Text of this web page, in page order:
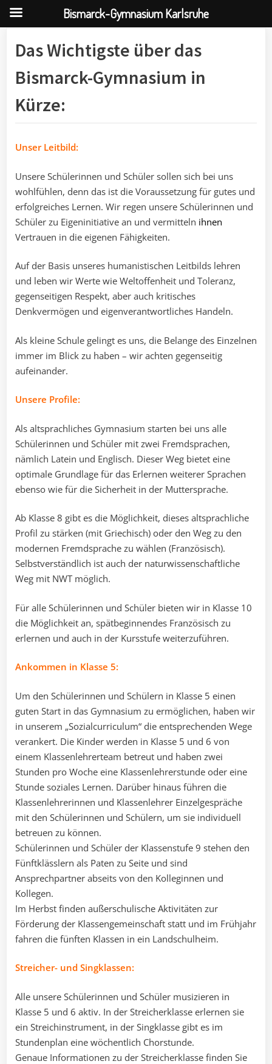
Das Wichtigste über das
Bismarck-Gymnasium in
Kürze:
Unser Leitbild:
Unsere Schülerinnen und Schüler sollen sich bei uns
wohlfühlen, denn das ist die Voraussetzung für gutes und
erfolgreiches Lernen. Wir regen unsere Schülerinnen und
Schüler zu Eigeninitiative an und vermitteln ihnen
Vertrauen in die eigenen Fähigkeiten.
Auf der Basis unseres humanistischen Leitbilds lehren
und leben wir Werte wie Weltoffenheit und Toleranz,
gegenseitigen Respekt, aber auch kritisches
Denkvermögen und eigenverantwortliches Handeln.
Als kleine Schule gelingt es uns, die Belange des Einzelnen
immer im Blick zu haben – wir achten gegenseitig
aufeinander.
Unsere Profile:
Als altsprachliches Gymnasium starten bei uns alle
Schülerinnen und Schüler mit zwei Fremdsprachen,
nämlich Latein und Englisch. Dieser Weg bietet eine
optimale Grundlage für das Erlernen weiterer Sprachen
ebenso wie für die Sicherheit in der Muttersprache.
Ab Klasse 8 gibt es die Möglichkeit, dieses altsprachliche
Profil zu stärken (mit Griechisch) oder den Weg zu den
modernen Fremdsprache zu wählen (Französisch).
Selbstverständlich ist auch der naturwissenschaftliche
Weg mit NWT möglich.
Für alle Schülerinnen und Schüler bieten wir in Klasse 10
die Möglichkeit an, spätbeginnendes Französisch zu
erlernen und auch in der Kursstufe weiterzuführen.
Ankommen in Klasse 5:
Um den Schülerinnen und Schülern in Klasse 5 einen
guten Start in das Gymnasium zu ermöglichen, haben wir
in unserem „Sozialcurriculum“ die entsprechenden Wege
verankert. Die Kinder werden in Klasse 5 und 6 von
einem Klassenlehrerteam betreut und haben zwei
Stunden pro Woche eine Klassenlehrerstunde oder eine
Stunde soziales Lernen. Darüber hinaus führen die
Klassenlehrerinnen und Klassenlehrer Einzelgespräche
mit den Schülerinnen und Schülern, um sie individuell
betreuen zu können.
Schülerinnen und Schüler der Klassenstufe 9 stehen den
Fünftklässlern als Paten zu Seite und sind
Ansprechpartner abseits von den Kolleginnen und
Kollegen.
Im Herbst finden außerschulische Aktivitäten zur
Förderung der Klassengemeinschaft statt und im Frühjahr
fahren die fünften Klassen in ein Landschulheim.
Streicher- und Singklassen:
Alle unsere Schülerinnen und Schüler musizieren in
Klasse 5 und 6 aktiv. In der Streicherklasse erlernen sie
ein Streichinstrument, in der Singklasse gibt es im
Stundenplan eine wöchentlich Chorstunde.
Genaue Informationen zu der Streicherklasse finden Sie
Bismarck-Gymnasium Karlsruhe